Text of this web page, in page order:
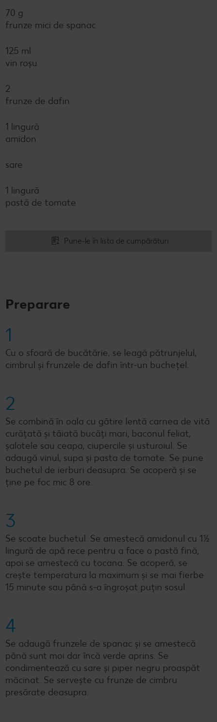
70 g
frunze mici de spanac
125 ml
vin roșu
2
frunze de dafin
1 lingură
amidon
sare
1 lingură
pastă de tomate
Pune-le în lista de cumpărături
Preparare
1
Cu o sfoară de bucătărie, se leagă pătrunjelul,
cimbrul și frunzele de dafin într-un bucheţel.
2
Se combină în oala cu gătire lentă carnea de vită
curățată și tăiată bucăți mari, baconul feliat,
șalotele sau ceapa, ciupercile și usturoiul. Se
adaugă vinul, supa și pasta de tomate. Se pune
buchetul de ierburi deasupra. Se acoperă și se
ține pe foc mic 8 ore.
3
Se scoate buchetul. Se amestecă amidonul cu 1½
lingură de apă rece pentru a face o pastă fină,
apoi se amestecă cu tocana. Se acoperă, se
crește temperatura la maximum și se mai fierbe
15 minute sau până s-a îngroșat puțin sosul.
4
Se adaugă frunzele de spanac și se amestecă
până sunt moi dar încă verde aprins. Se
condimentează cu sare și piper negru proaspăt
măcinat. Se servește cu frunze de cimbru
presărate deasupra.